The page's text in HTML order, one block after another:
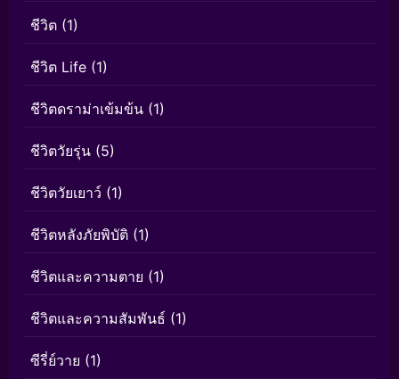
ชีวิต (1)
ชีวิต Life (1)
ชีวิตดราม่าเข้มข้น (1)
ชีวิตวัยรุ่น (5)
ชีวิตวัยเยาว์ (1)
ชีวิตหลังภัยพิบัติ (1)
ชีวิตและความตาย (1)
ชีวิตและความสัมพันธ์ (1)
ซีรี่ย์วาย (1)